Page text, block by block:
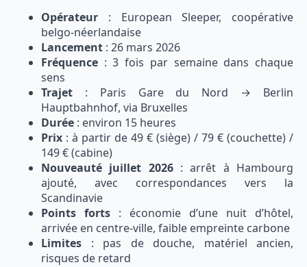
Opérateur : European Sleeper, coopérative
belgo-néerlandaise
Lancement : 26 mars 2026
Fréquence : 3 fois par semaine dans chaque
sens
Trajet : Paris Gare du Nord → Berlin
Hauptbahnhof, via Bruxelles
Durée : environ 15 heures
Prix : à partir de 49 € (siège) / 79 € (couchette) /
149 € (cabine)
Nouveauté juillet 2026: arrêt à Hambourg
ajouté, avec correspondances vers la
Scandinavie
Points forts : économie d’une nuit d’hôtel,
arrivée en centre-ville, faible empreinte carbone
Limites : pas de douche, matériel ancien,
risques de retard